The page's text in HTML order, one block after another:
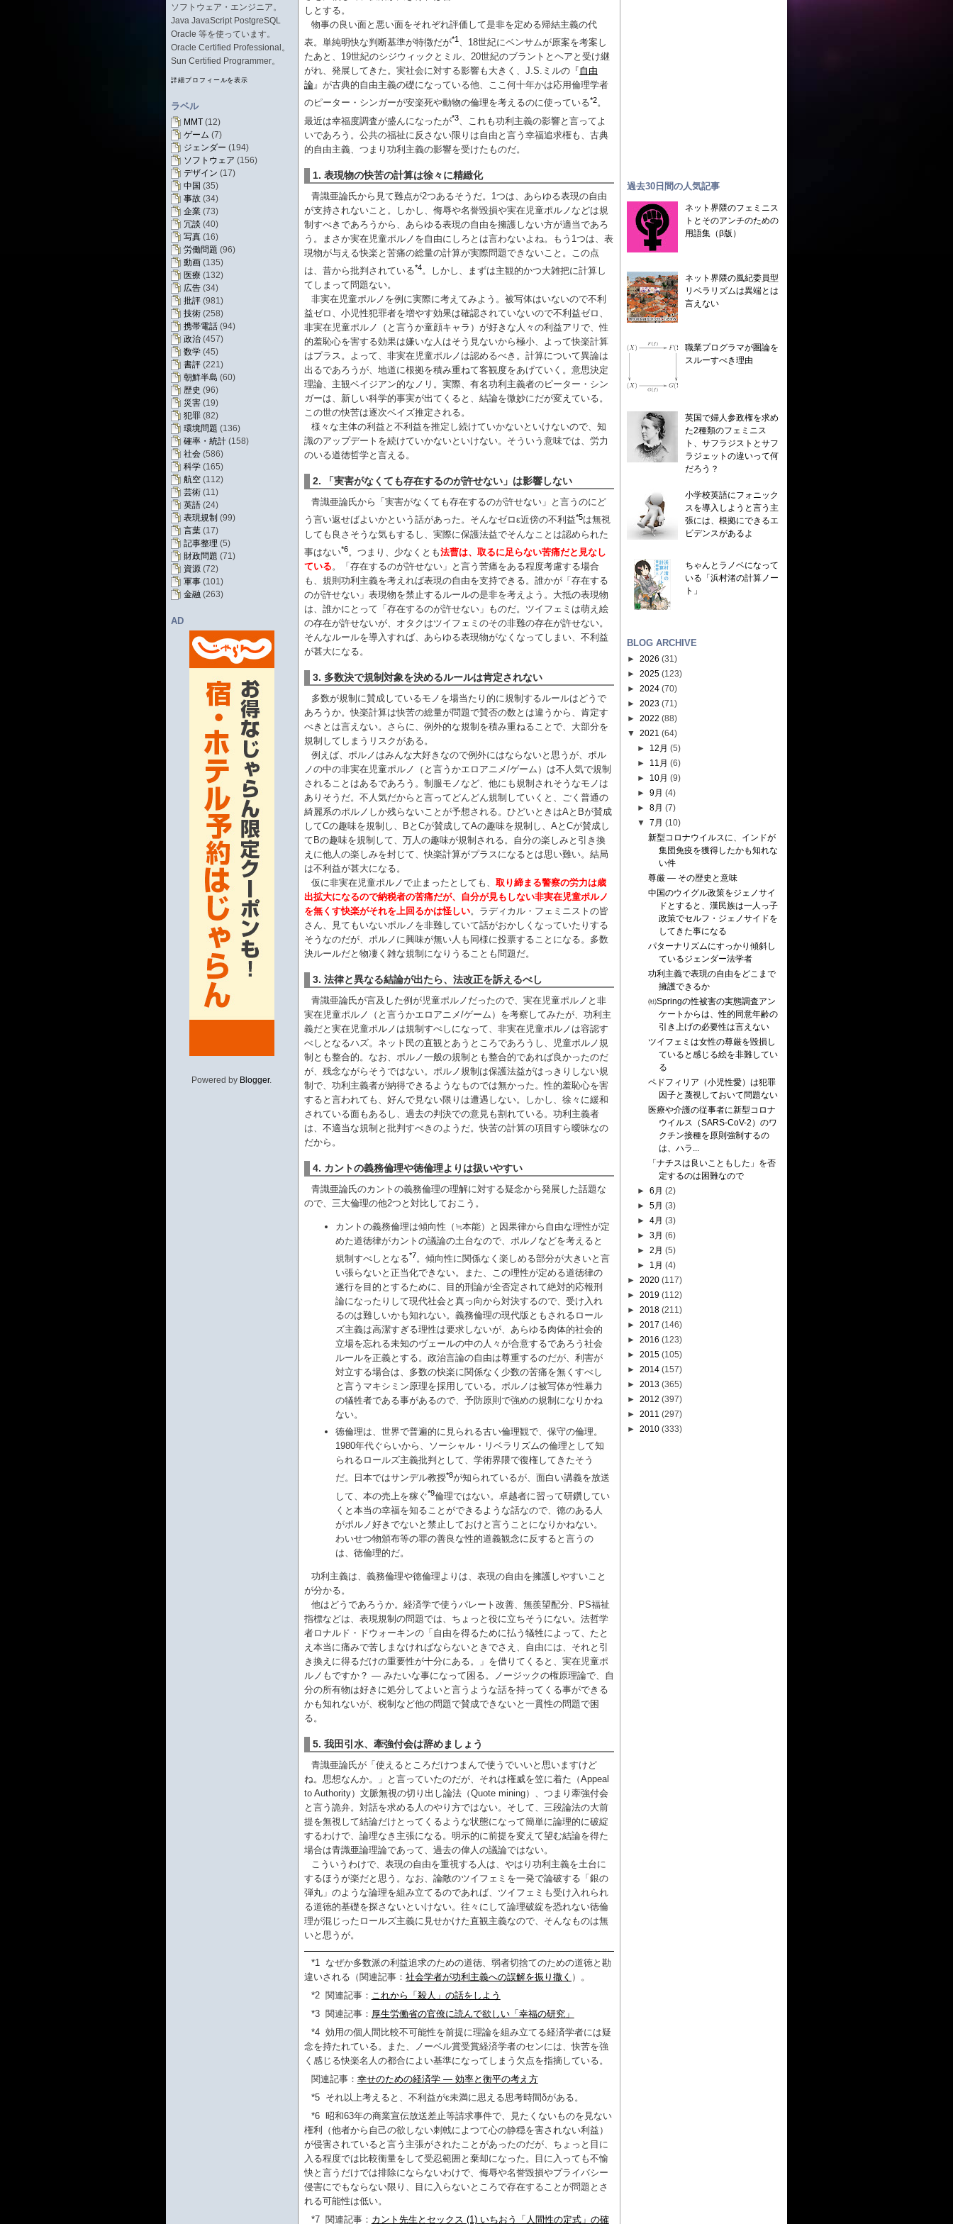
ソフトウェア・エンジニア。
Java JavaScript PostgreSQL
Oracle 等を使っています。
Oracle Certified Professional。
Sun Certified Programmer。
詳細プロフィールを表示
ラベル
MMT (12)
ゲーム (7)
ジェンダー (194)
ソフトウェア (156)
デザイン (17)
中国 (35)
事故 (34)
企業 (73)
冗談 (40)
写真 (16)
労働問題 (96)
動画 (135)
医療 (132)
広告 (34)
批評 (981)
技術 (258)
携帯電話 (94)
政治 (457)
数学 (45)
書評 (221)
朝鮮半島 (60)
歴史 (96)
災害 (19)
犯罪 (82)
環境問題 (136)
確率・統計 (158)
社会 (586)
科学 (165)
航空 (112)
芸術 (11)
英語 (24)
表現規制 (99)
言葉 (17)
記事整理 (5)
財政問題 (71)
資源 (72)
軍事 (101)
金融 (263)
AD
Powered by Blogger.
しとする。
物事の良い面と悪い面をそれぞれ評価して是非を定める帰結主義の代
表。単純明快な判断基準が特徴だが*1 、18世紀にベンサムが原案を考案し
たあと、19世紀のシジウィックとミル、20世紀のブラントとヘアと受け継
がれ、発展してきた。実社会に対する影響も大きく、J.S.ミルの『自由
論』が古典的自由主義の礎になっている他、ここ何十年かは応用倫理学者
のピーター・シンガーが安楽死や動物の倫理を考えるのに使っている*2。
最近は幸福度調査が盛んになったが*3
、これも功利主義の影響と言ってよ
いであろう。公共の福祉に反さない限りは自由と言う幸福追求権も、古典
的自由主義、つまり功利主義の影響を受けたものだ。
1. 表現物の快苦の計算は徐々に精緻化
青識亜論氏から見て難点が2つあるそうだ。1つは、あらゆる表現の自由
が支持されないこと。しかし、侮辱や名誉毀損や実在児童ポルノなどは規
制すべきであろうから、あらゆる表現の自由を擁護しない方が適当であろ
う。まさか実在児童ポルノを自由にしろとは言わないよね。もう1つは、表
現物が与える快楽と苦痛の総量の計算が実際問題できないこと。この点
は、昔から批判されている*4。しかし、まずは主観的かつ大雑把に計算し
てしまって問題ない。
非実在児童ポルノを例に実際に考えてみよう。被写体はいないので不利
益ゼロ、小児性犯罪者を増やす効果は確認されていないので不利益ゼロ、
非実在児童ポルノ（と言うか童顔キャラ）が好きな人々の利益アリで、性
的羞恥心を害する効果は嫌いな人はそう見ないから極小、よって快楽計算
はプラス。よって、非実在児童ポルノは認めるべき。計算について異論は
出るであろうが、地道に根拠を積み重ねて客観度をあげていく。意思決定
理論、主観ベイジアン的なノリ。実際、有名功利主義者のピーター・シン
ガーは、新しい科学的事実が出てくると、結論を微妙にだが変えている。
この世の快苦は逐次ベイズ推定される。
様々な主体の利益と不利益を推定し続けていかないといけないので、知
識のアップデートを続けていかないといけない。そういう意味では、労力
のいる道徳哲学と言える。
2. 「実害がなくても存在するのが許せない」は影響しない
青識亜論氏から「実害がなくても存在するのが許せない」と言うのにど
う言い返せばよいかという話があった。そんなゼロε近傍の不利益*5は無視
しても良さそうな気もするし、実際に保護法益でそんなことは認められた
事はない*6。つまり、少なくとも法曹は、取るに足らない苦痛だと見なし
ている 。「存在するのが許せない」と言う苦痛をある程度考慮する場合
も、規則功利主義を考えれば表現の自由を支持できる。誰かが「存在する
のが許せない」表現物を禁止するルールの是非を考えよう。大抵の表現物
は、誰かにとって「存在するのが許せない」ものだ。ツイフェミは萌え絵
の存在が許せないが、オタクはツイフェミのその非難の存在が許せない。
そんなルールを導入すれば、あらゆる表現物がなくなってしまい、不利益
が甚大になる。
3. 多数決で規制対象を決めるルールは肯定されない
多数が規制に賛成しているモノを場当たり的に規制するルールはどうで
あろうか。快楽計算は快苦の総量が問題で賛否の数とは違うから、肯定す
べきとは言えない。さらに、例外的な規制を積み重ねることで、大部分を
規制してしまうリスクがある。
例えば、ポルノはみんな大好きなので例外にはならないと思うが、ポル
ノの中の非実在児童ポルノ（と言うかエロアニメ/ゲーム）は不人気で規制
されることはあるであろう。制服モノなど、他にも規制されそうなモノは
ありそうだ。不人気だからと言ってどんどん規制していくと、ごく普通の
綺麗系のポルノしか残らないことが予想される。ひどいときはAとBが賛成
してCの趣味を規制し、BとCが賛成してAの趣味を規制し、AとCが賛成し
てBの趣味を規制して、万人の趣味が規制される。自分の楽しみと引き換
えに他人の楽しみを封じて、快楽計算がプラスになるとは思い難い。結局
は不利益が甚大になる。
仮に非実在児童ポルノで止まったとしても、 取り締まる警察の労力は歳
出拡大になるので納税者の苦痛だが、自分が見もしない非実在児童ポルノ
を無くす快楽がそれを上回るかは怪しい。ラディカル・フェミニストの皆
さん、見てもいないポルノを非難していて話がおかしくなっていたりする
そうなのだが、ポルノに興味が無い人も同様に投票することになる。多数
決ルールだと物凄く雑な規制になりうることも問題だ。
3. 法律と異なる結論が出たら、法改正を訴えるべし
青識亜論氏が言及した例が児童ポルノだったので、実在児童ポルノと非
実在児童ポルノ（と言うかエロアニメ/ゲーム）を考察してみたが、功利主
義だと実在児童ポルノは規制すべしになって、非実在児童ポルノは容認す
べしとなるハズ。ネット民の直観とあうところであろうし、児童ポルノ規
制とも整合的。なお、ポルノ一般の規制とも整合的であれば良かったのだ
が、残念ながらそうではない。ポルノ規制は保護法益がはっきりしない規
制で、功利主義者が納得できるようなものでは無かった。性的羞恥心を害
すると言われても、好んで見ない限りは遭遇しない。しかし、徐々に緩和
されている面もあるし、過去の判決での意見も割れている。功利主義者
は、不適当な規制と批判すべきのようだ。快苦の計算の項目すら曖昧なの
だから。
4. カントの義務倫理や徳倫理よりは扱いやすい
青識亜論氏のカントの義務倫理の理解に対する疑念から発展した話題な
ので、三大倫理の他2つと対比しておこう。
カントの義務倫理は傾向性（≒本能）と因果律から自由な理性が定
めた道徳律がカントの議論の土台なので、ポルノなどを考えると
規制すべしとなる*7。傾向性に関係なく楽しめる部分が大きいと言
い張らないと正当化できない。また、この理性が定める道徳律の
遂行を目的とするために、目的刑論が全否定されて絶対的応報刑
論になったりして現代社会と真っ向から対決するので、受け入れ
るのは難しいかも知れない。義務倫理の現代版ともされるロール
ズ主義は高潔すぎる理性は要求しないが、あらゆる肉体的社会的
立場を忘れる未知のヴェールの中の人々が合意するであろう社会
ルールを正義とする。政治言論の自由は尊重するのだが、利害が
対立する場合は、多数の快楽に関係なく少数の苦痛を無くすべし
と言うマキシミン原理を採用している。ポルノは被写体が性暴力
の犠牲者である事があるので、予防原則で強めの規制になりかね
ない。
徳倫理は、世界で普遍的に見られる古い倫理観で、保守の倫理。
1980年代ぐらいから、ソーシャル・リベラリズムの倫理として知
られるロールズ主義批判として、学術界隈で復権してきたそう
だ。日本ではサンデル教授*8が知られているが、面白い講義を放送
して、本の売上を稼ぐ*9倫理ではない。卓越者に習って研鑽してい
くと本当の幸福を知ることができるような話なので、徳のある人
がポルノ好きでないと禁止しておけと言うことになりかねない。
わいせつ物頒布等の罪の善良な性的道義観念に反すると言うの
は、徳倫理的だ。
功利主義は、義務倫理や徳倫理よりは、表現の自由を擁護しやすいこと
が分かる。
他はどうであろうか。経済学で使うパレート改善、無羨望配分、PS福祉
指標などは、表現規制の問題では、ちょっと役に立ちそうにない。法哲学
者ロナルド・ドウォーキンの「自由を得るために払う犠牲によって、たと
え本当に痛みで苦しまなければならないときでさえ、自由には、それと引
き換えに得るだけの重要性が十分にある。」を借りてくると、実在児童ポ
ルノもですか？ — みたいな事になって困る。ノージックの権原理論で、自
分の所有物は好きに処分してよいと言うような話を持ってくる事ができる
かも知れないが、税制など他の問題で賛成できないと一貫性の問題で困
る。
5. 我田引水、牽強付会は辞めましょう
青識亜論氏が「使えるところだけつまんで使うでいいと思いますけど
ね。思想なんか。」と言っていたのだが、それは権威を笠に着た（Appeal
to Authority）文脈無視の切り出し論法（Quote mining）、つまり牽強付会
と言う詭弁。対話を求める人のやり方ではない。そして、三段論法の大前
提を無視して結論だけとってくるような状態になって簡単に論理的に破綻
するわけで、論理なき主張になる。明示的に前提を変えて望む結論を得た
場合は青識亜論理論であって、過去の偉人の議論ではない。
こういうわけで、表現の自由を重視する人は、やはり功利主義を土台に
するほうが楽だと思う。なお、論敵のツイフェミを一発で論破する「銀の
弾丸」のような論理を組み立てるのであれば、ツイフェミも受け入れられ
る道徳的基礎を探さないといけない。往々にして論理破綻を恐れない徳倫
理が混じったロールズ主義に見せかけた直観主義なので、そんなものは無
いと思うが。
*1
なぜか多数派の利益追求のための道徳、弱者切捨てのための道徳と勘
違いされる（関連記事： 社会学者が功利主義への誤解を振り撒く ）。
*2
関連記事： これから「殺人」の話をしよう
*3
関連記事： 厚生労働省の官僚に読んで欲しい「幸福の研究」
*4 効用の個人間比較不可能性を前提に理論を組み立てる経済学者には疑
念を持たれている。また、ノーベル賞受賞経済学者のセンには、快苦を強
く感じる快楽名人の都合によい基準になってしまう欠点を指摘している。
関連記事： 幸せのための経済学 — 効率と衡平の考え方
*5
それ以上考えると、不利益がε未満に思える思考時間δがある。
*6
昭和63年の商業宣伝放送差止等請求事件で、見たくないものを見ない
権利（他者から自己の欲しない刺戟によつて心の静穏を害されない利益）
が侵害されていると言う主張がされたことがあったのだが、ちょっと目に
入る程度では比較衡量をして受忍範囲と棄却になった。目に入っても不愉
快と言うだけでは排除にならないわけで、侮辱や名誉毀損やプライバシー
侵害にでもならない限り、目に入らないところで存在することが問題とさ
れる可能性は低い。
*7
関連記事： カント先生とセックス (1) いちおう「人間性の定式」の確
過去30日間の人気記事
ネット界隈のフェミニス
トとそのアンチのための
用語集（β版）
ネット界隈の風紀委員型
リベラリズムは異端とは
言えない
職業プログラマが圏論を
スルーすべき理由
英国で婦人参政権を求め
た2種類のフェミニス
ト、サフラジストとサフ
ラジェットの違いって何
だろう？
小学校英語にフォニック
スを導入しようと言う主
張には、根拠にできるエ
ビデンスがあるよ
ちゃんとラノベになって
いる「浜村渚の計算ノー
ト」
BLOG ARCHIVE
► 2026 (31)
► 2025 (123)
► 2024 (70)
► 2023 (71)
► 2022 (88)
▼ 2021 (64)
► 12月 (5)
► 11月 (6)
► 10月 (9)
►9月 (4)
►8月 (7)
▼ 7月 (10)
新型コロナウイルスに、インドが
集団免疫を獲得したかも知れな
い件
尊厳 — その歴史と意味
中国のウイグル政策をジェノサイ
ドとすると、漢民族は一人っ子
政策でセルフ・ジェノサイドを
してきた事になる
パターナリズムにすっかり傾斜し
ているジェンダー法学者
功利主義で表現の自由をどこまで
擁護できるか
㈳Springの性被害の実態調査アン
ケートからは、性的同意年齢の
引き上げの必要性は言えない
ツイフェミは女性の尊厳を毀損し
ていると感じる絵を非難してい
る
ペドフィリア（小児性愛）は犯罪
因子と蔑視しておいて問題ない
医療や介護の従事者に新型コロナ
ウイルス（SARS-CoV-2）のワ
クチン接種を原則強制するの
は、ハラ...
「ナチスは良いこともした」を否
定するのは困難なので
►6月 (2)
►5月 (3)
►4月 (3)
►3月 (6)
►2月 (5)
► 1月 (4)
► 2020 (117)
► 2019 (112)
► 2018 (211)
► 2017 (146)
► 2016 (123)
► 2015 (105)
► 2014 (157)
► 2013 (365)
► 2012 (397)
► 2011 (297)
► 2010 (333)